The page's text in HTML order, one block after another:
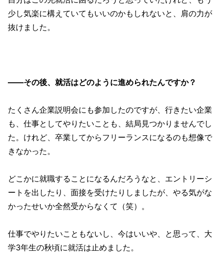
少し気楽に構えていてもいいのかもしれないと、肩の力が
抜けました。
——その後、就活はどのように進められたんですか？
たくさん企業説明会にも参加したのですが、行きたい企業
も、仕事としてやりたいことも、結局見つかりませんでし
た。けれど、卒業してからフリーランスになるのも想像で
きなかった。
どこかに就職することになるんだろうなと、エントリーシ
ートを出したり、面接を受けたりしましたが、やる気がな
かったせいか全然受からなくて（笑）。
仕事でやりたいこともないし、今はいいや、と思って、大
学3年生の秋頃に就活は止めました。